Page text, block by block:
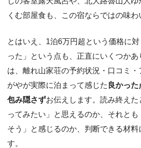
くむ部屋食も、この宿ならではの味わ
とはいえ、1泊6万円超という価格に
った」という点も、正直にいくつか
は、離れ山家荘の予約状況・口コミ・
がやが実際に泊まって感じた 良かっ
包み隠さずお伝えします。読み終えた
ってみたい」と思えるのか、それとも
そう」と感じるのか、判断できる材
す。